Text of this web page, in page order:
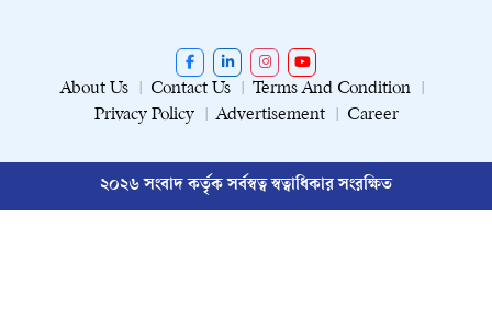
About Us Contact Us
Terms And Condition
Privacy Policy
Advertisement Career
২০২৬ সংবাদ কর্তৃক সর্বস্বত্ব স্বত্বাধিকার সংরক্ষিত